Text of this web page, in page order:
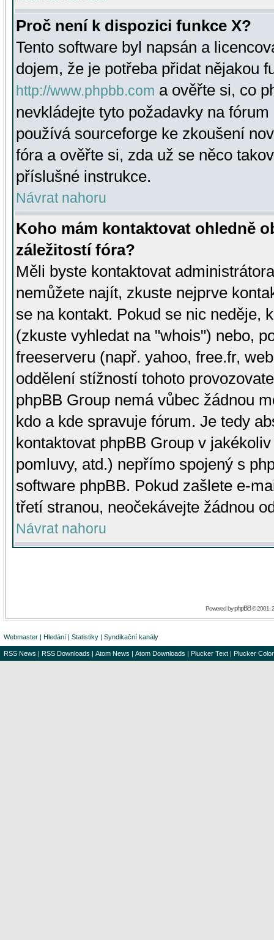
Proč není k dispozici funkce X?
Tento software byl napsán a
dojem, že je potřeba přidat nějakou
http://www.phpbb.com a ověřte si, co
nevkládejte tyto požadavky na
používá sourceforge ke zkoušení
fóra a ověřte si, zda už se něco
příslušné instrukce.
Návrat nahoru
Koho mám kontaktovat ohledně
záležitostí fóra?
Měli byste kontaktovat
nemůžete najít, zkuste nejprve
se na kontakt. Pokud se nic neděje,
(zkuste vyhledat na "whois") nebo,
freeserveru (např. yahoo, free.fr,
oddělení stížností tohoto
phpBB Group nemá vůbec žádnou
kdo a kde spravuje fórum. Je tedy
kontaktovat phpBB Group v
pomluvy, atd.) nepřímo spojený s
software phpBB. Pokud zašlete e-
třetí stranou, neočekávejte žádnou
Návrat nahoru
Powered byphpBB© 2001,
Webmaster | Hledání | Statistiky | Syndikační kanály
RSS News | RSS Downloads | Atom News | Atom Downloads | Plucker Text | Plucker Color